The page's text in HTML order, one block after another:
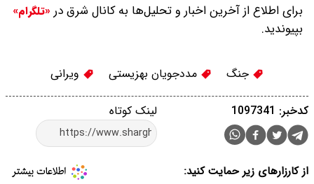
برای اطلاع از آخرین اخبار و تحلیل‌ها به کانال شرق در «تلگرام»
بپیوندید.
جنگ مددجویان بهزیستی ویرانی
لینک کوتاه کدخبر: 1097341
از کارزارهای زیر حمایت کنید: